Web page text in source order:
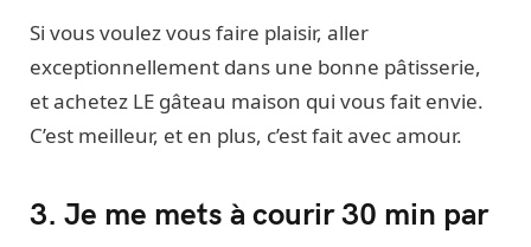
Si vous voulez vous faire plaisir, aller
exceptionnellement dans une bonne pâtisserie,
et achetez LE gâteau maison qui vous fait envie.
C’est meilleur, et en plus, c’est fait avec amour.
3. Je me mets à courir 30 min par